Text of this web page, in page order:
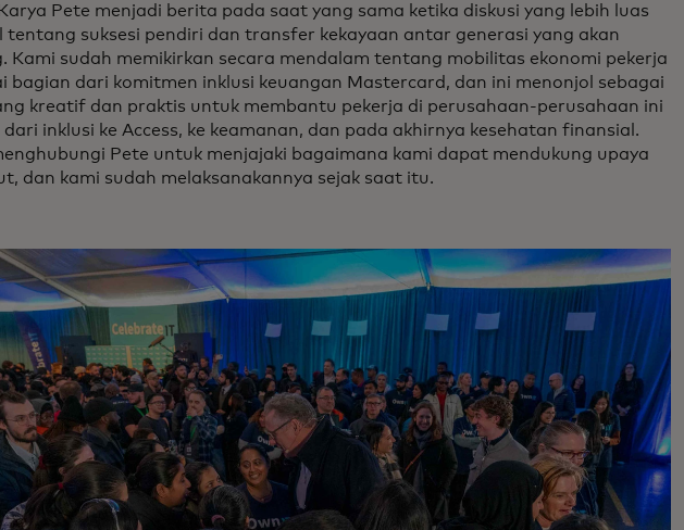
Karya Pete menjadi berita pada saat yang sama ketika diskusi yang lebih luas
tentang suksesi pendiri dan transfer kekayaan antar generasi yang akan
Kami sudah memikirkan secara mendalam tentang mobilitas ekonomi pekerja
bagian dari komitmen inklusi keuangan Mastercard, dan ini menonjol sebagai
kreatif dan praktis untuk membantu pekerja di perusahaan-perusahaan ini
dari inklusi ke Access, ke keamanan, dan pada akhirnya kesehatan finansial.
Pete untuk menjajaki bagaimana kami dapat mendukung upaya
dan kami sudah melaksanakannya sejak saat itu.